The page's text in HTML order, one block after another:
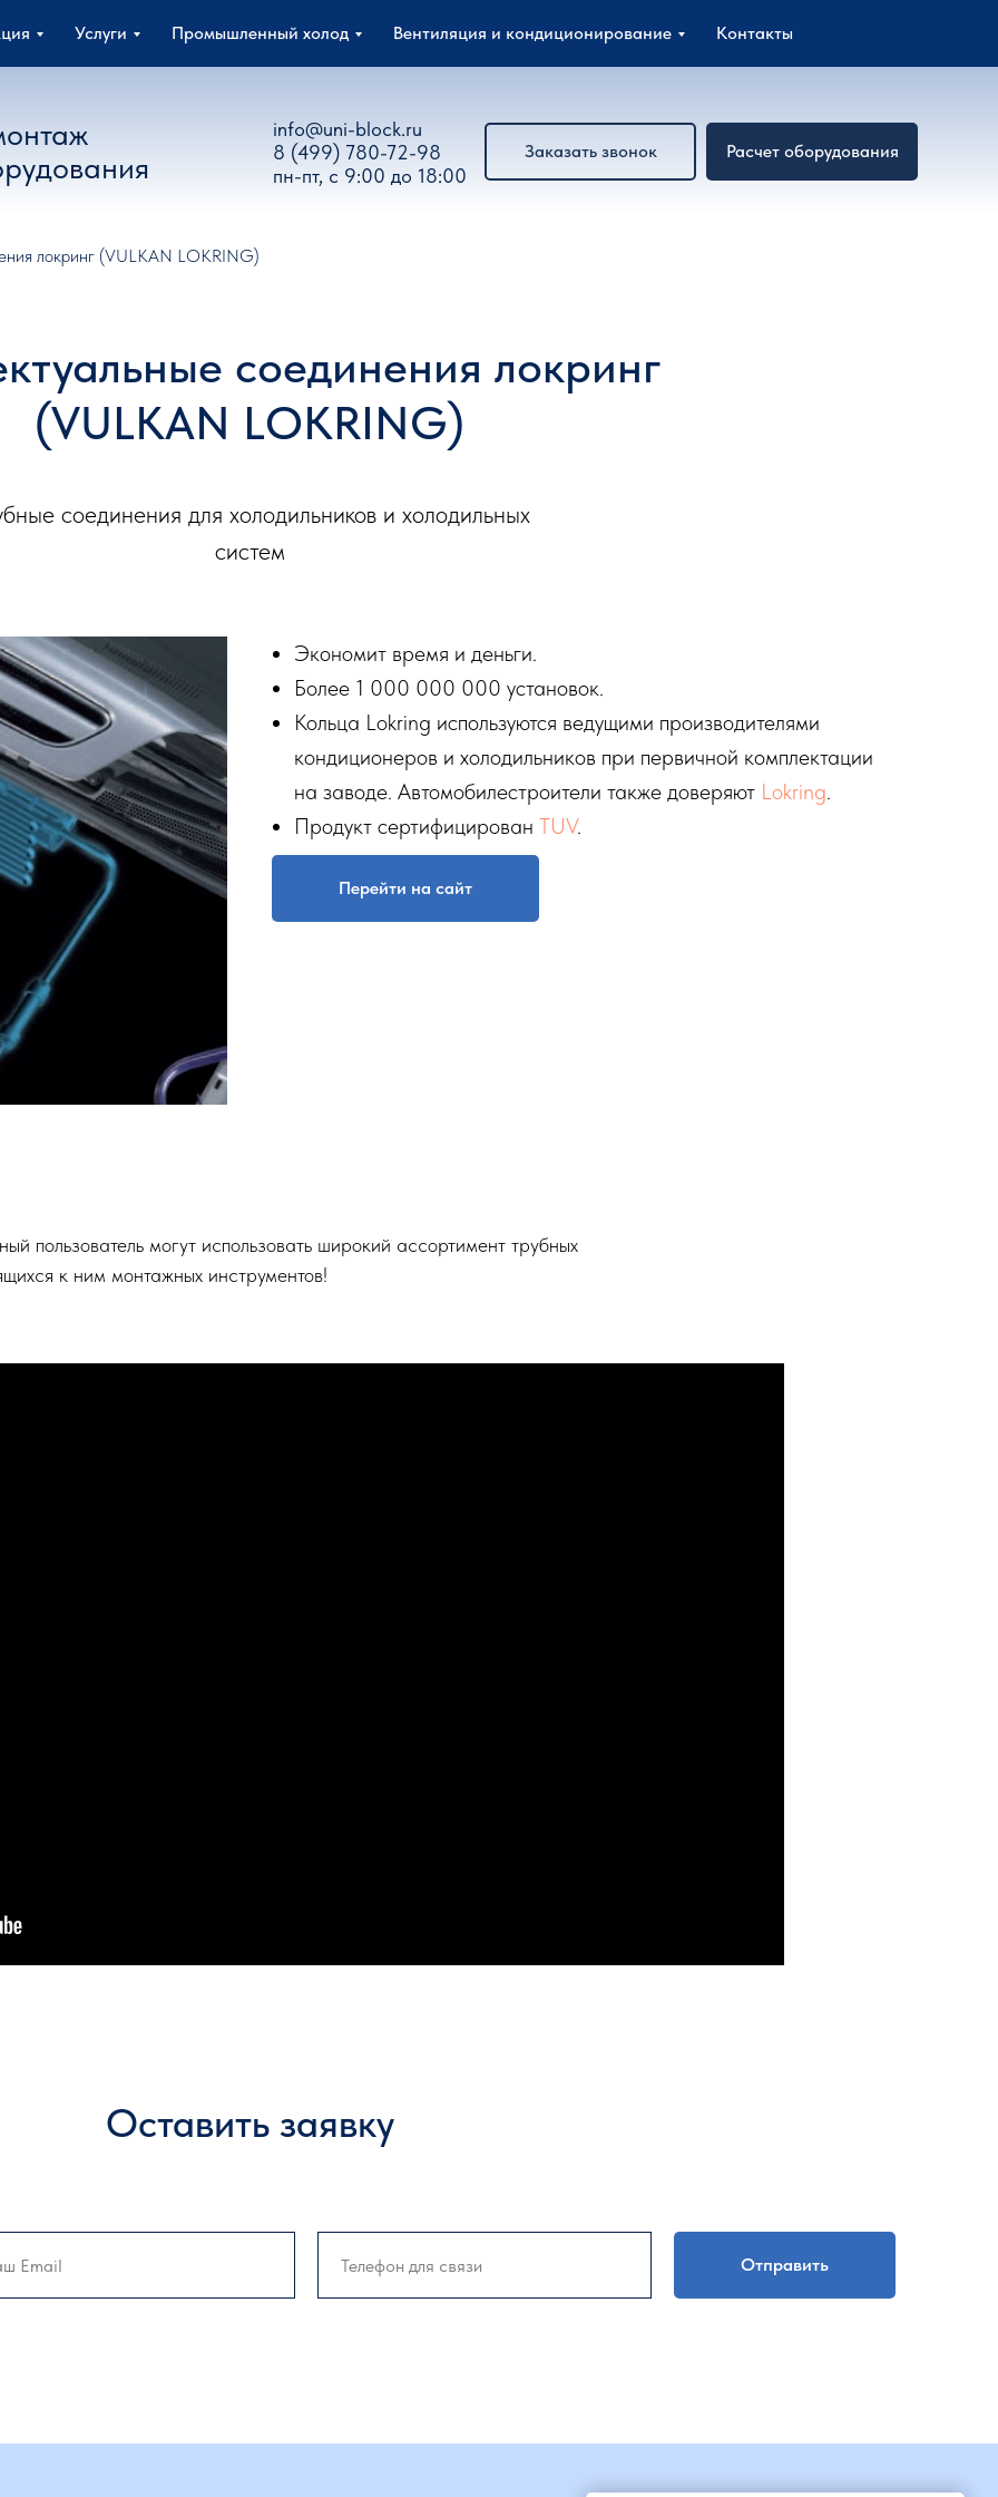
8 (499) 780-72-98
info@uni-block.ru
пн-пт, с 9:00 до 18:00
Расчет оборудования
Заказать звонок
Услуги Промышленный холод Вентиляция и кондиционирование Контакты
локринг (VULKAN LOKRING)
соединения локринг
(VULKAN LOKRING)
соединения для холодильников и холодильных
систем
Экономит время и деньги.
Более 1 000 000 000 установок.
Кольца Lokring используются ведущими производителями
кондиционеров и холодильников при первичной комплектации
на заводе. Автомобилестроители также доверяют Lokring.
Продукт сертифицирован TUV.
Перейти на сайт
пользователь могут использовать широкий ассортимент трубных
к ним монтажных инструментов!
Оставить заявку
Отправить